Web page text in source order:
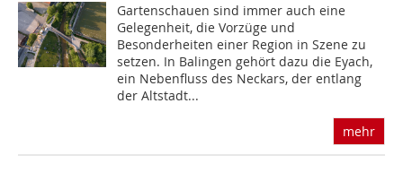
Gartenschauen sind immer auch eine
Gelegenheit, die Vorzüge und
Besonderheiten einer Region in Szene zu
setzen. In Balingen gehört dazu die Eyach,
ein Nebenfluss des Neckars, der entlang
der Altstadt...
mehr